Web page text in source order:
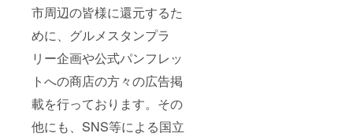
市周辺の皆様に還元するた
めに、グルメスタンプラ
リー企画や公式パンフレッ
トへの商店の方々の広告掲
載を行っております。その
他にも、SNS等による国立